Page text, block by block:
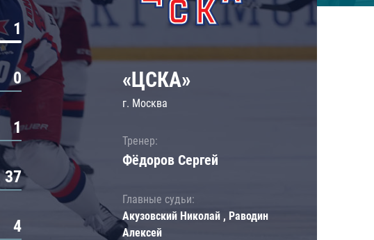
1
0
1
37
4
«ЦСКА»
г. Москва
Тренер:
Фёдоров Сергей
Главные судьи:
Акузовский Николай , Раводин
Алексей